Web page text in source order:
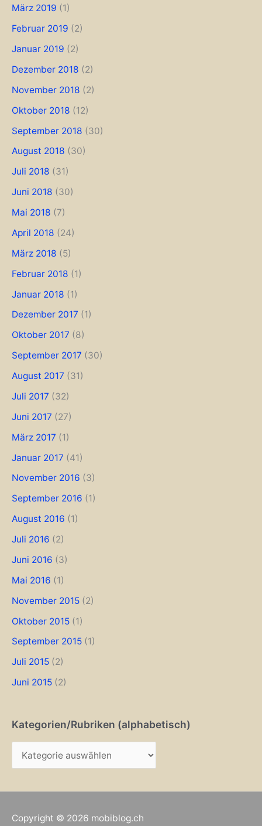
März 2019 (1)
Februar 2019 (2)
Januar 2019 (2)
Dezember 2018 (2)
November 2018 (2)
Oktober 2018 (12)
September 2018 (30)
August 2018 (30)
Juli 2018 (31)
Juni 2018 (30)
Mai 2018 (7)
April 2018 (24)
März 2018 (5)
Februar 2018 (1)
Januar 2018 (1)
Dezember 2017 (1)
Oktober 2017 (8)
September 2017 (30)
August 2017 (31)
Juli 2017 (32)
Juni 2017 (27)
März 2017 (1)
Januar 2017 (41)
November 2016 (3)
September 2016 (1)
August 2016 (1)
Juli 2016 (2)
Juni 2016 (3)
Mai 2016 (1)
November 2015 (2)
Oktober 2015 (1)
September 2015 (1)
Juli 2015 (2)
Juni 2015 (2)
Kategorien/Rubriken (alphabetisch)
a
g
Copyright © 2026 mobiblog.ch